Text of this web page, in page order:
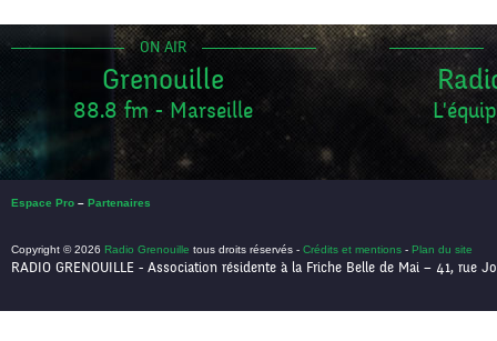
ON AIR
Grenouille
88.8 fm - Marseille
Espace Pro – Partenaires
Copyright © 2026 Radio Grenouille tous droits réservés - Crédits et mentions - Plan du site
RADIO GRENOUILLE - Association résidente à la Friche Belle de Mai – 41, rue